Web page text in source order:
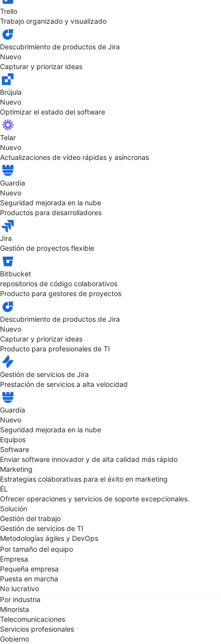
Trello
Trabajo organizado y visualizado
Descubrimiento de productos de Jira
Nuevo
Capturar y priorizar ideas
Brújula
Nuevo
Optimizar el estado del software
Telar
Nuevo
Actualizaciones de vídeo rápidas y asíncronas
Guardia
Nuevo
Seguridad mejorada en la nube
Productos para desarrolladores
Jira
Gestión de proyectos flexible
Bitbucket
repositorios de código colaborativos
Producto para gestores de proyectos
Descubrimiento de productos de Jira
Nuevo
Capturar y priorizar ideas
Producto para profesionales de TI
Gestión de servicios de Jira
Prestación de servicios a alta velocidad
Guardia
Nuevo
Seguridad mejorada en la nube
Equipos
Software
Enviar software innovador y de alta calidad más rápido
Marketing
Estrategias colaborativas para el éxito en marketing
ÉL
Ofrecer operaciones y servicios de soporte excepcionales.
Solución
Gestión del trabajo
Gestión de servicios de TI
Metodologías ágiles y DevOps
Por tamaño del equipo
Empresa
Pequeña empresa
Puesta en marcha
No lucrativo
Por industria
Minorista
Telecomunicaciones
Servicios profesionales
Gobierno